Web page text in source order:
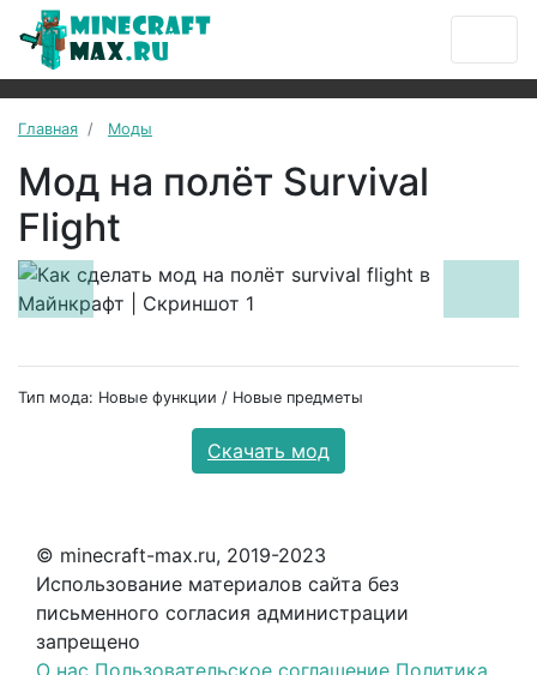
Главная Моды
Мод на полёт Survival
Flight
Previous
Тип мода: Новые функции / Новые предметы
Скачать мод
© minecraft-max.ru, 2019-2023
Использование материалов сайта без
письменного согласия администрации
запрещено
О нас Пользовательское соглашение Политика